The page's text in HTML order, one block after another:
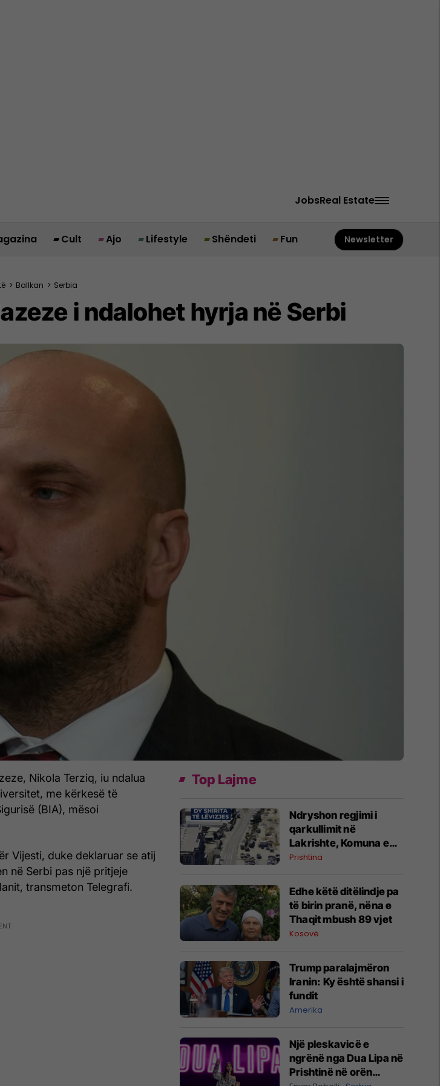
JobsReal Estate
Cult Ajo Lifestyle Shëndeti Fun Newsletter
> Ballkan > Serbia
i ndalohet hyrja në Serbi
Nikola Terziq, iu ndalua
me kërkesë të
(BIA), mësoi
Vijesti, duke deklaruar se atij
në Serbi pas një pritjeje
transmeton Telegrafi.
Top Lajme
Ndryshon regjimi i
qarkullimit në
Lakrishte, Komuna e
Prishtinës ofron
Prishtina
Edhe këtë ditëlindje pa
të birin pranë, nëna e
Thaqit mbush 89 vjet
Kosovë
Trump paralajmëron
Iranin: Ky është shansi i
fundit
Amerika
Një pleskavicë e
ngrënë nga Dua Lipa në
Prishtinë në orën